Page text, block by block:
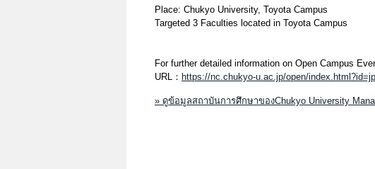
Place: Chukyo University, Toyota Campus
Targeted 3 Faculties located in Toyota Campus
For further detailed information on Open Campus
URL： https://nc.chukyo-u.ac.jp/open/
» ดูข้อมูลสถาบันการศึกษาของChukyo University